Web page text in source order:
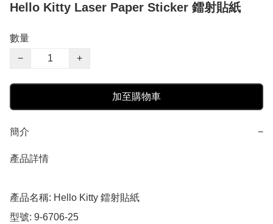
Hello Kitty Laser Paper Sticker 鐳射貼紙
數量
−
+
加至購物車
簡介 −
產品詳情
產品名稱: Hello Kitty 鐳射貼紙
型號: 9-6706-25